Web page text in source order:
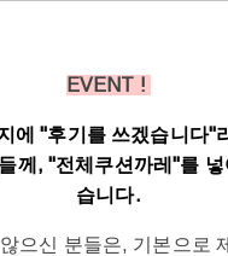
EVENT !
에 "후기를 쓰겠습니다"
께, "전체쿠션까레"를
습니다.
으신 분들은, 기본으로